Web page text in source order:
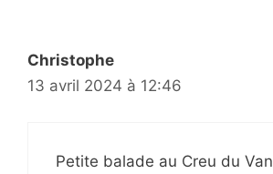
Christophe
13 avril 2024 à 12:46
Petite balade au Creu du Van